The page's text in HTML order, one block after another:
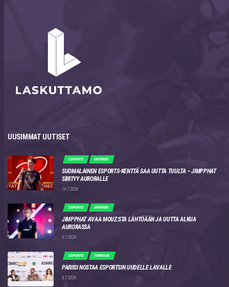
UUSIMMAT UUTISET
ESPORTS UUTINEN
SUOMALAINEN ESPORTS-KENTTÄ SAA UUTTA TUULTA – JIMPPHAT
SIIRTYY AURORALLE
19.7.2026
ESPORTS UUTINEN
JIMPPHAT AVAA MOUZ:STA LÄHTÖÄÄN JA UUTTA ALKUA
AURORASSA
9.7.2026
ESPORTS TURNAUS
PARIISI NOSTAA ESPORTSIN UUDELLE LAVALLE
8.7.2026